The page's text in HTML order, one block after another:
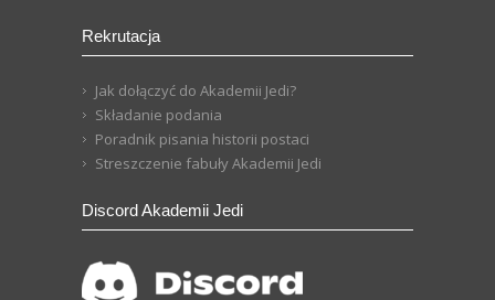
Rekrutacja
Jak dołączyć do Akademii Jedi?
Składanie podania
Poradnik pisania historii postaci
Streszczenie fabuły Akademii Jedi
Discord Akademii Jedi